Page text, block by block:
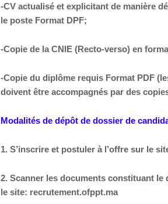
-CV actualisé et explicitant de manière
le poste Format DPF;
-Copie de la CNIE (Recto-verso) en
-Copie du diplôme requis Format PDF
doivent être accompagnés par des
Modalités de dépôt de dossier de
1. S’inscrire et postuler à l’offre sur le
2. Scanner les documents constituant
le site: recrutement.ofppt.ma